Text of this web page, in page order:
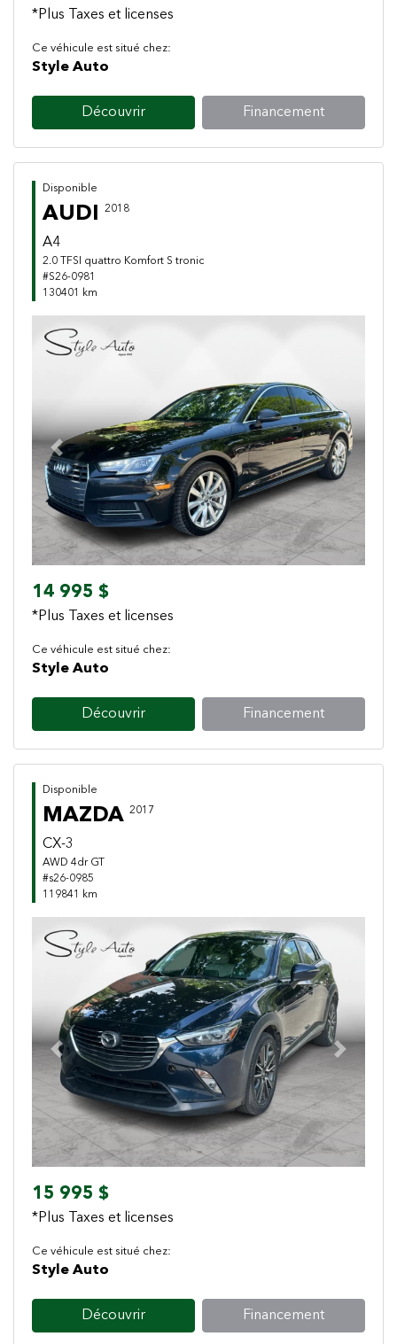
*Plus Taxes et licenses
Ce véhicule est situé chez:
Style Auto
Découvrir Financement
Disponible
AUDI 2018
A4
2.0 TFSI quattro Komfort S tronic
#S26-0981
130401 km
Previous Next
14 995 $
*Plus Taxes et licenses
Ce véhicule est situé chez:
Style Auto
Découvrir Financement
Disponible
MAZDA 2017
CX-3
AWD 4dr GT
#s26-0985
119841 km
Previous Next
15 995 $
*Plus Taxes et licenses
Ce véhicule est situé chez:
Style Auto
Découvrir Financement